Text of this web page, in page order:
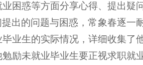
困惑等方面分享心得、提出疑
出的问题与困惑，常象春逐一
业生的实际情况，详细收集了
励未就业毕业生要正视求职就